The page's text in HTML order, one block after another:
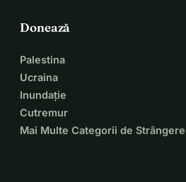
născuți în lume!
Împărtășește acest mesaj cu
facem auzită vocea milioanelor de
străinătate!
Donează
Palestina
Ucraina
Inundație
Cutremur
Mai Multe Categorii de